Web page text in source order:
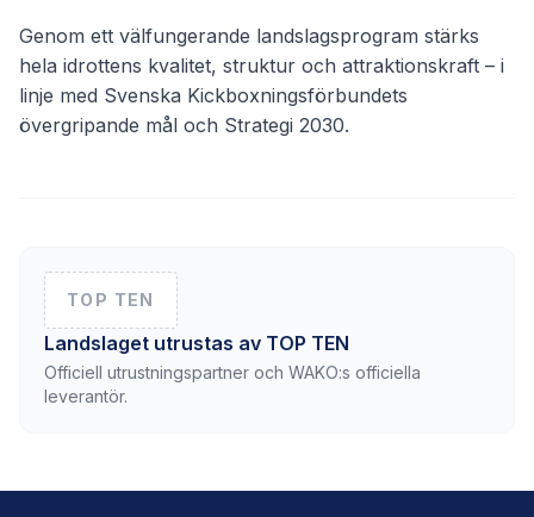
Genom ett välfungerande landslagsprogram stärks
hela idrottens kvalitet, struktur och attraktionskraft – i
linje med Svenska Kickboxningsförbundets
övergripande mål och Strategi 2030.
TOP TEN
Landslaget utrustas av TOP TEN
Officiell utrustningspartner och WAKO:s officiella
leverantör.